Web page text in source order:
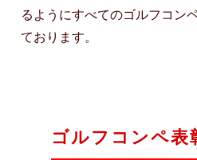
るようにすべてのゴルフコン
ております。
ゴルフコンペ表